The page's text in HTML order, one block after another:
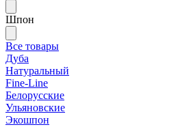
Шпон
Все товары
Дуба
Натуральный
Fine-Line
Белорусские
Ульяновские
Экошпон